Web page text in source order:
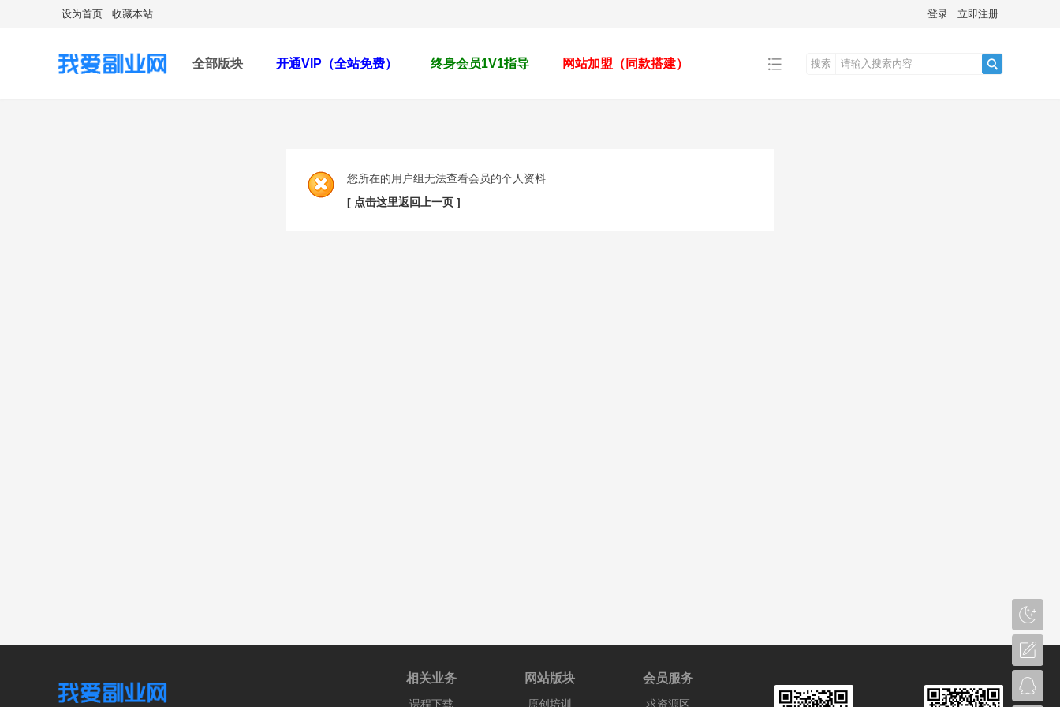
设为首页 收藏本站 登录 立即注册
全部版块 开通VIP（全站免费） 终身会员1V1指导 网站加盟（同款搭建）
搜索
您所在的用户组无法查看会员的个人资料
[ 点击这里返回上一页 ]
相关业务
课程下载
网站版块
原创培训
会员服务
求资源区